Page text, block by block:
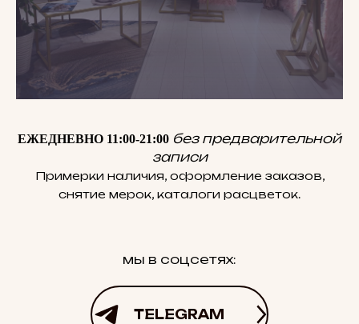
ЕЖЕДНЕВНО 11:00-21:00 без предварительной
записи
Примерки наличия, оформление заказов,
снятие мерок, каталоги расцветок.
мы в соцсетях:
TELEGRAM